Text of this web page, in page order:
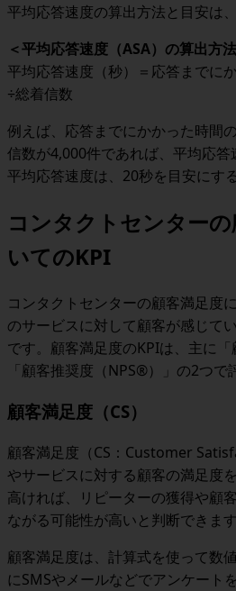
平均応答速度の算出方法と目安は
＜平均応答速度（ASA）の算出方法
平均応答速度（秒）＝応答までに
÷総着信数
例えば、応答までにかかった時間
信数が4,000件であれば、平均応答
平均応答速度は、20秒を目安にす
コンタクトセンター
いてのKPI
コンタクトセンターの顧客満足度
のサービスに対して顧客が感じて
です。顧客満足度のKPIは、主に「
「顧客推奨度（NPS®）」の2つで
顧客満足度（CS）
顧客満足度（CS：Customer
やサービスに対する顧客の満足度
高ければ、リピーターの獲得や顧
ながる可能性が高いと判断できます
顧客満足度は、計算式を使って数
にSMSやメールなどでアンケート